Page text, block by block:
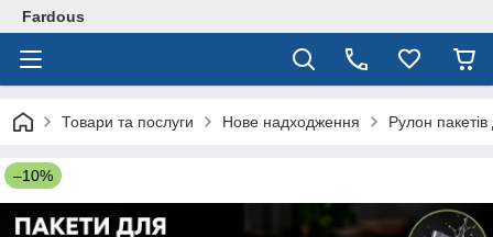
Fardous
Товари та послуги Нове надходження Рулон
–10%